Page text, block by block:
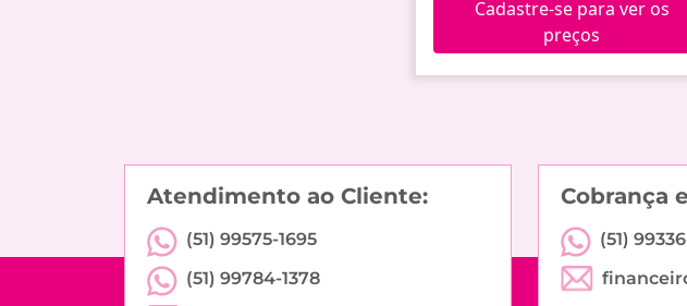
Cadastre-se para ver os
preços
Atendimento ao Cliente:
(51) 99575-1695
(51) 99784-1378
Cobrança
(51)